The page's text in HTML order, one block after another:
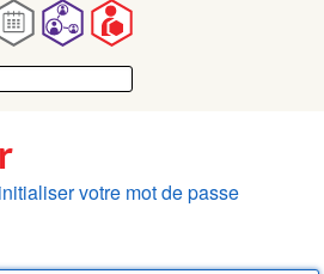
votre mot de passe